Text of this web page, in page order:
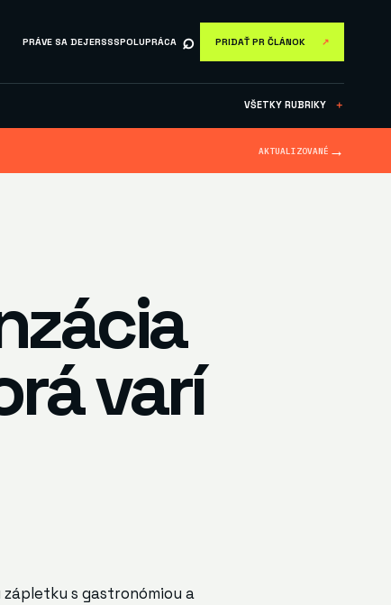
PRÁVE SA DEJERSSSPOLUPRÁCA ⌕ PRIDAŤ PR ČLÁNOK ↗
VŠETKY RUBRIKY ＋
AKTUALIZOVANÉ →
varí
s gastronómiou a